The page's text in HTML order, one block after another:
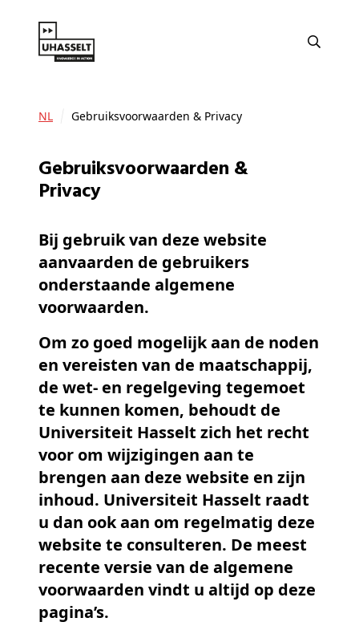
NL Gebruiksvoorwaarden & Privacy
Gebruiksvoorwaarden &
Privacy
Bij gebruik van deze website
aanvaarden de gebruikers
onderstaande algemene
voorwaarden.
Om zo goed mogelijk aan de noden
en vereisten van de maatschappij,
de wet- en regelgeving tegemoet
te kunnen komen, behoudt de
Universiteit Hasselt zich het recht
voor om wijzigingen aan te
brengen aan deze website en zijn
inhoud. Universiteit Hasselt raadt
u dan ook aan om regelmatig deze
website te consulteren. De meest
recente versie van de algemene
voorwaarden vindt u altijd op deze
pagina’s.